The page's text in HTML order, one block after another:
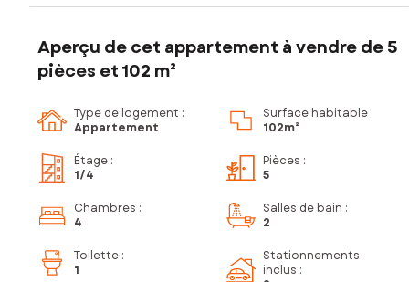
Aperçu de cet appartement à vendre de 5
pièces et 102 m²
Type de logement :
Appartement
Surface habitable :
102m²
Étage :
1/4
Pièces :
5
Chambres :
4
Salles de bain :
2
Toilette :
1
Stationnements
inclus :